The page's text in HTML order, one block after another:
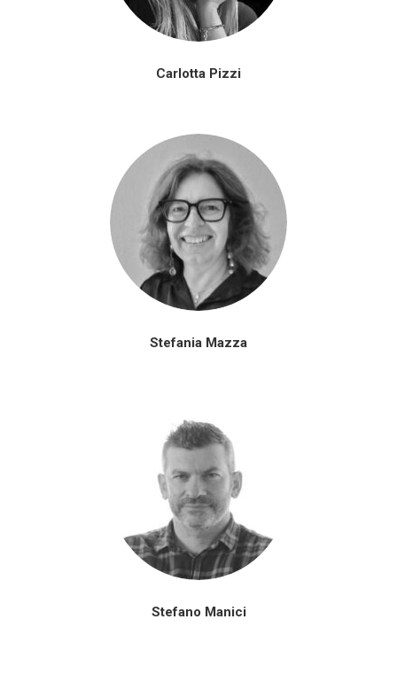
Carlotta Pizzi
Stefania Mazza
Stefano Manici